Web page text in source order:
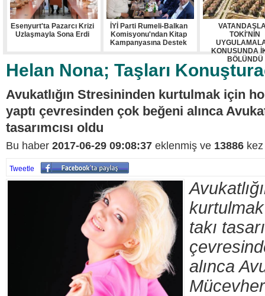
Esenyurt'ta Pazarcı Krizi
Uzlaşmayla Sona Erdi
İYİ Parti Rumeli-Balkan
Komisyonu'ndan Kitap
Kampanyasına Destek
TOKİ'NİN
KONUSUNDA
BÖLÜNDÜ
Helan Nona; Taşları
Avukatlığın Stresininden kurtulmak için
yaptı çevresinden çok beğeni alınca
tasarımcısı oldu
Bu haber 2017-06-29 09:08:37 eklenmiş ve 13886
Tweetle
takı
alınca